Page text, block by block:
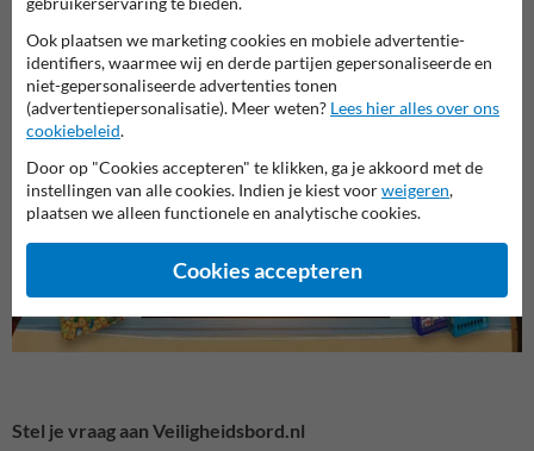
Parkeerborden elektrische
auto
Parkeerborden (toegestaan)
Parkeerborden
Stel je vraag aan Veiligheidsbord.nl
Ook plaatsen we marketing cookies en mobiele advertentie-
identifiers, waarmee wij en derde partijen gepersonaliseerde en
niet-gepersonaliseerde advertenties tonen
(advertentiepersonalisatie). Meer weten? Lees hier alles over ons
cookiebeleid.
Door op "Cookies accepteren" te klikken, ga je akkoord met de
instellingen van alle cookies. Indien je kiest voorweigeren,
plaatsen we alleen functionele en analytische cookies.
Cookies accepteren